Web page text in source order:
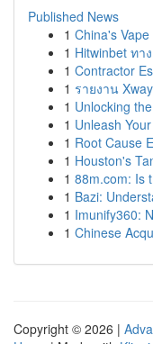
Published News
1 China's
1 Hitwinbet ทา
1 Contractor
1 รายงาน
1 Unlocking
1 Unleash
1 Root Cause
1 Houston's
1 88m.com: Is
1 Bazi:
1 Imunify360:
1 Chinese
Copyright © 2026 |